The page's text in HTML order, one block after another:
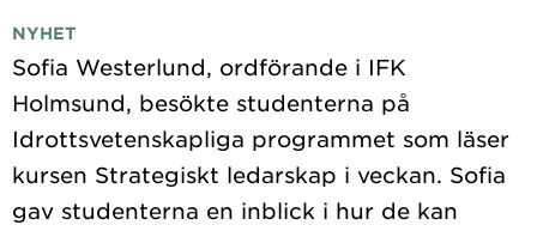
NYHET
Sofia Westerlund, ordförande i IFK
Holmsund, besökte studenterna på
Idrottsvetenskapliga programmet som läser
kursen Strategiskt ledarskap i veckan. Sofia
gav studenterna en inblick i hur de kan